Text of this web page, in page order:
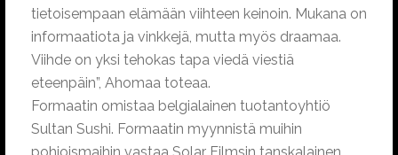
tietoisempaan elämään viihteen keinoin. Mukana on
informaatiota ja vinkkejä, mutta myös draamaa.
Viihde on yksi tehokas tapa viedä viestiä
eteenpäin”, Ahomaa toteaa.
Formaatin omistaa belgialainen tuotantoyhtiö
Sultan Sushi. Formaatin myynnistä muihin